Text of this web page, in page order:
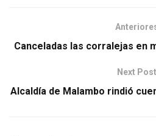
Canceladas las corralejas en
Next Post
Alcaldía de Malambo rindió